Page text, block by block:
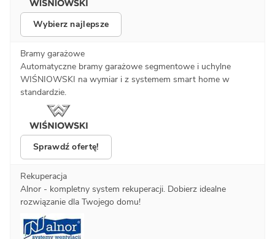
Wybierz najlepsze
Bramy garażowe
Automatyczne bramy garażowe segmentowe i uchylne
WIŚNIOWSKI na wymiar i z systemem smart home w
standardzie.
Sprawdź ofertę!
Rekuperacja
Alnor - kompletny system rekuperacji. Dobierz idealne
rozwiązanie dla Twojego domu!